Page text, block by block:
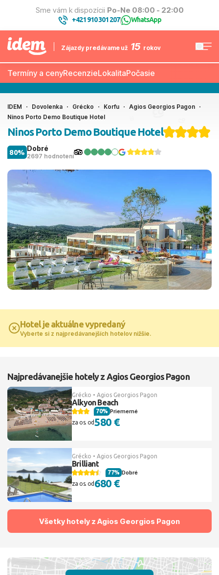
Sme vám k dispozícii Po-Ne 08:00 - 22:00
+421 910 301 207| WhatsApp
Zájazdy predávame už 15 rokov
Termíny a cenyRecenzieLokalitaPočasie
IDEM Dovolenka Grécko Korfu
Agios Georgios Pagon
Ninos Porto Demo Boutique Hotel
Ninos Porto Demo Boutique Hotel
Dobré
2697 hodnotení
80%
Hotel je aktuálne vypredaný
Vyberte si z najpredávanejších hotelov nižšie.
Najpredávanejšie hotely z Agios Georgios Pagon
Grécko • Agios Georgios Pagon
Alkyon Beach
Priemerné
70%
za os. od580 €
Grécko • Agios Georgios Pagon
Brilliant
Dobré
77%
za os. od 680 €
Všetky hotely z Agios Georgios Pagon